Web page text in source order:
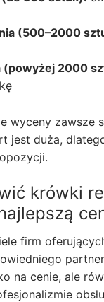
(500–2000
(powyżej 2000
wyceny zawsze
jest duża,
krówki
firm
na cenie, ale